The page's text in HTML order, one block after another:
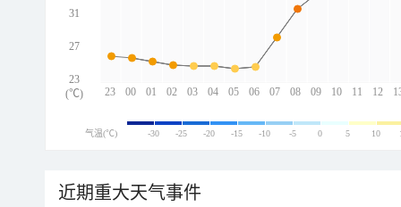
23 00 01 02 03 04 05 06 07 08 09 10 11 12
31
27
23
(℃)
气温(℃) -30 -25 -20 -15 -10 -5 0 5 10
近期重大天气事件